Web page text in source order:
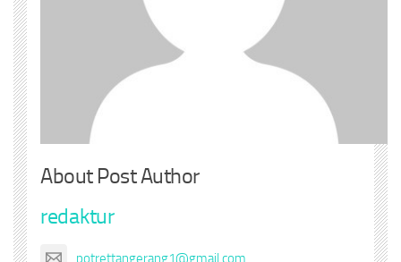
About Post Author
redaktur
potrettangerang1@gmail.com